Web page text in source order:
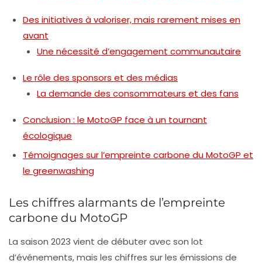
Des initiatives à valoriser, mais rarement mises en
avant
Une nécessité d’engagement communautaire
Le rôle des sponsors et des médias
La demande des consommateurs et des fans
Conclusion : le MotoGP face à un tournant
écologique
Témoignages sur l’empreinte carbone du MotoGP et
le greenwashing
Les chiffres alarmants de l’empreinte
carbone du MotoGP
La saison 2023 vient de débuter avec son lot
d’événements, mais les chiffres sur les émissions de